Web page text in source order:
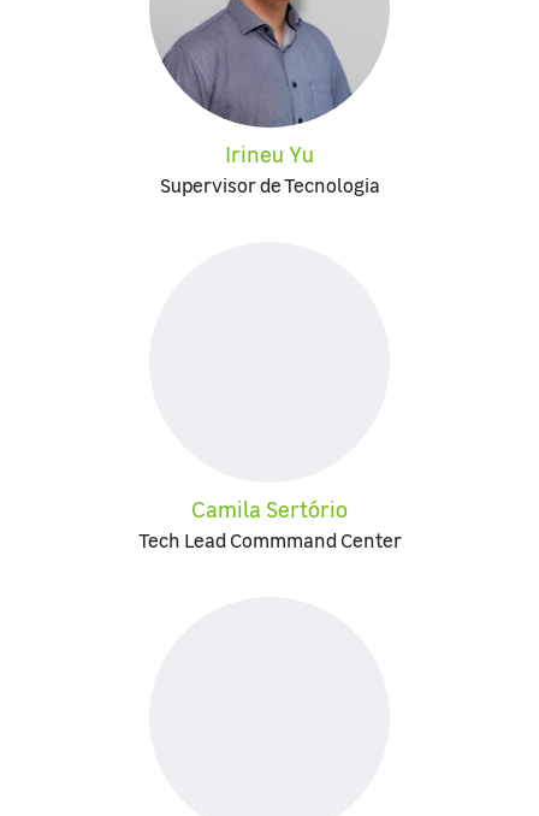
Irineu Yu
Supervisor de Tecnologia
Camila Sertório
Tech Lead Commmand Center